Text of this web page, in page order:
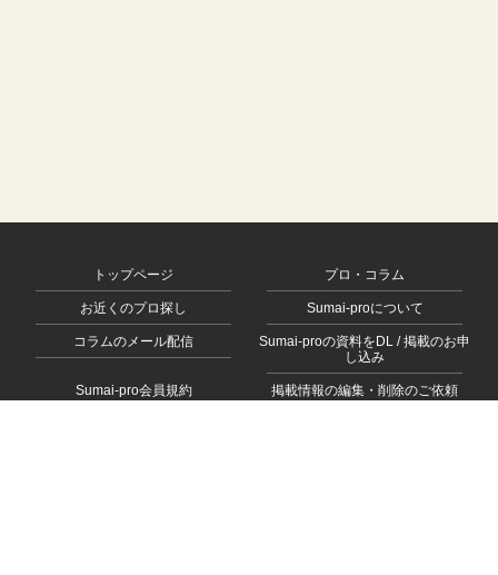
トップページ プロ・コラム
お近くのプロ探し Sumai-proについて
コラムのメール配信
Sumai-proの資料をDL / 掲載のお申
し込み
Sumai-pro会員規約 掲載情報の編集・削除のご依頼